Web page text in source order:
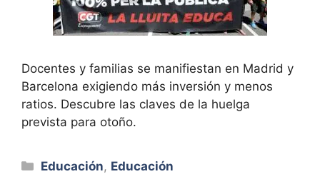
Docentes y familias se manifiestan en Madrid y
Barcelona exigiendo más inversión y menos
ratios. Descubre las claves de la huelga
prevista para otoño.
Categorías
Educación, Educación